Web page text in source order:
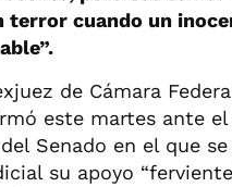
cuando un
de Cámara
este martes ante
Senado en el que
su apoyo